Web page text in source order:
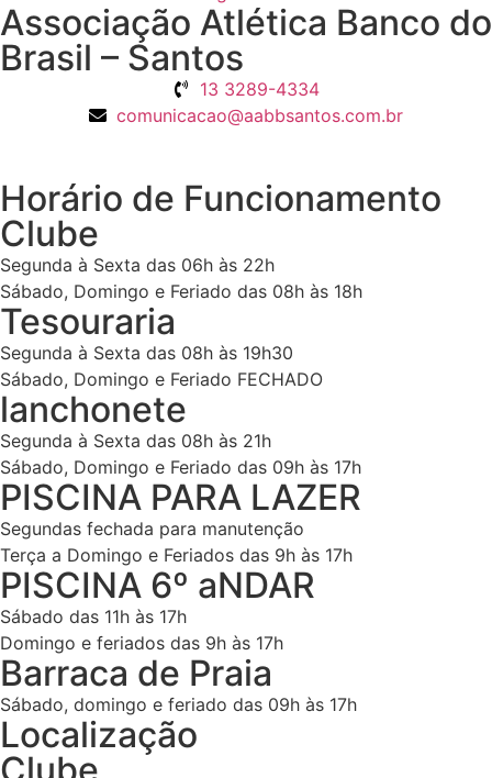
Associação Atlética Banco do
Brasil – Santos
13 3289-4334
comunicacao@aabbsantos.com.br
Horário de Funcionamento
Clube
Segunda à Sexta das 06h às 22h
Sábado, Domingo e Feriado das 08h às 18h
Tesouraria
Segunda à Sexta das 08h às 19h30
Sábado, Domingo e Feriado FECHADO
lanchonete
Segunda à Sexta das 08h às 21h
Sábado, Domingo e Feriado das 09h às 17h
PISCINA PARA LAZER
Segundas fechada para manutenção
Terça a Domingo e Feriados das 9h às 17h
PISCINA 6º aNDAR
Sábado das 11h às 17h
Domingo e feriados das 9h às 17h
Barraca de Praia
Sábado, domingo e feriado das 09h às 17h
Localização